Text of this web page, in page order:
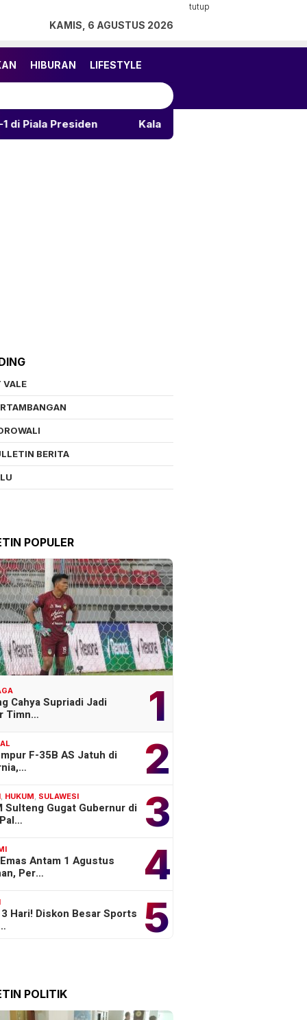
tutup
KAMIS, 6 AGUSTUS 2026
HIBURAN LIFESTYLE
Kalahkan Arema 3-1, Persija Rebut Juara 3
VALE
BERITA
POPULER
1
Cahya Supriadi Jadi
Timn…
2
F-35B AS Jatuh di
3
HUKUM SULAWESI
Sulteng Gugat Gubernur di
4
Antam 1 Agustus
Per…
5
Hari! Diskon Besar Sports
POLITIK